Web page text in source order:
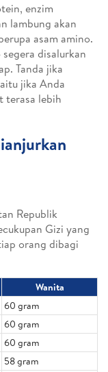
enzim
lambung akan
asam amino.
disalurkan
Tanda jika
jika Anda
terasa lebih
Republik
Gizi yang
orang dibagi
Wanita
60 gram
60 gram
60 gram
58 gram